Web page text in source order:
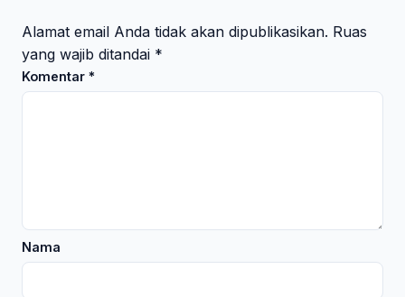
Alamat email Anda tidak akan dipublikasikan. Ruas
yang wajib ditandai *
Komentar *
Nama